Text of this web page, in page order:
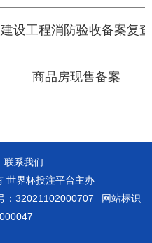
建设工程消防验收备案复查
商品房现售备案
联系我们
世界杯投注平台主办
：32021102000707
网站标识